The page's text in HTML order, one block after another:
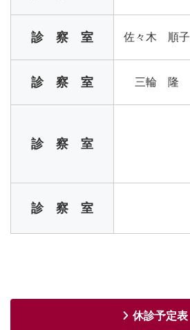
診 察 室 佐々木 順子
診 察 室 三輪 隆
診 察 室
診 察 室
休診予定表